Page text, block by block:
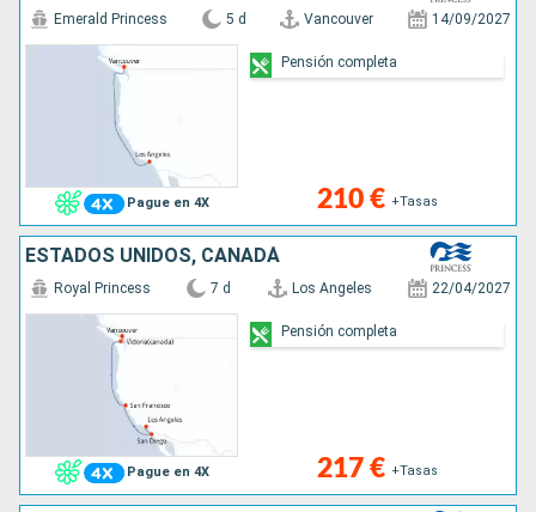
Pague en 4X
Emerald Princess 5 d Vancouver 14/09/2027
210 € +Tasas
Pensión completa
ESTADOS UNIDOS, CANADÁ
Pague en 4X
Royal Princess 7 d Los Angeles 22/04/2027
217 € +Tasas
Pensión completa